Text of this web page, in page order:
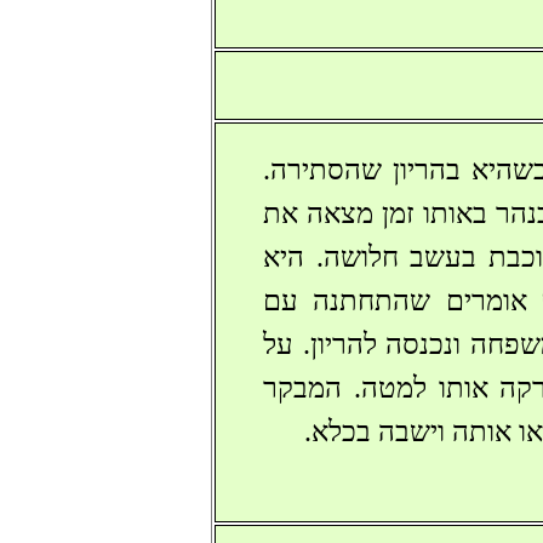
בהריון שהסתירה.
באותו זמן מצאה את
בעשב חלושה. היא
אומרים שהתחתנה עם
ונכנסה להריון. על
אותו למטה. המבקר
אותה וישבה בכלא.